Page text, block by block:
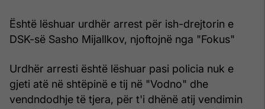
Është lëshuar urdhër arrest për ish-drejtorin e
DSK-së Sasho Mijallkov, njoftojnë nga "Fokus"
Urdhër arresti është lëshuar pasi policia nuk e
gjeti atë në shtëpinë e tij në "Vodno" dhe
vendndodhje të tjera, për t'i dhënë atij vendimin